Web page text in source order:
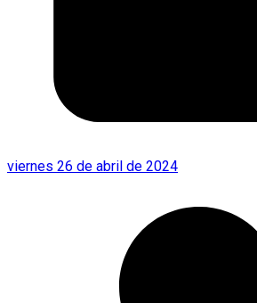
viernes 26 de abril de 2024